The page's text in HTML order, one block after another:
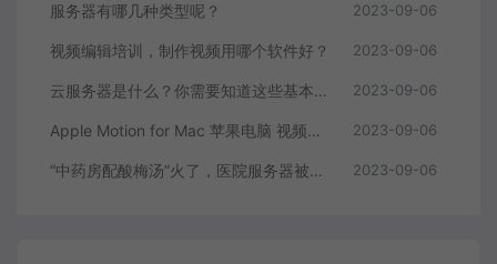
服务器有哪几种类型呢？ 2023-09-06
视频编辑培训，制作视频用哪个软件好？ 2023-09-06
云服务器是什么？你需要知道这些基本知识 2023-09-06
Apple Motion for Mac 苹果电脑 视频编辑软件 2023-09-06
“中药房配酸梅汤”火了，医院服务器被挤爆，网友：更适合中国宝宝体质 2023-09-06